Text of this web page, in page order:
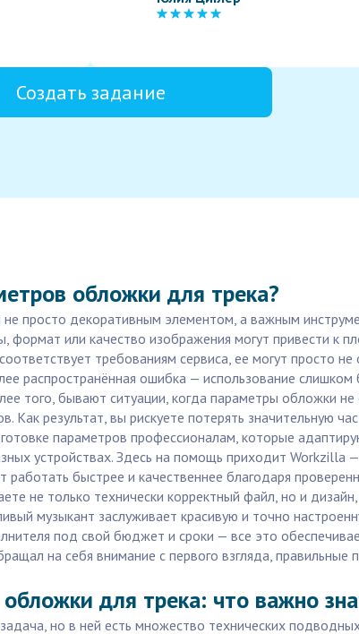
Создать задание
обложки для трека?
просто декоративным элементом, а важным
формат или качество изображения могут привести к
требованиям сервиса, ее могут просто не
распространённая ошибка — использование слишком
того, бывают ситуации, когда параметры обложки
Как результат, вы рискуете потерять значительную
параметров профессионалам, которые
устройствах. Здесь на помощь приходит
быстрее и качественнее благодаря
не только технически корректный файл, но и
музыкант заслуживает красивую и точно
под свой бюджет и сроки — все это
на себя внимание с первого взгляда,
для трека: что важно
но в ней есть множество технических